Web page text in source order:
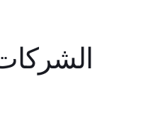
الشركات